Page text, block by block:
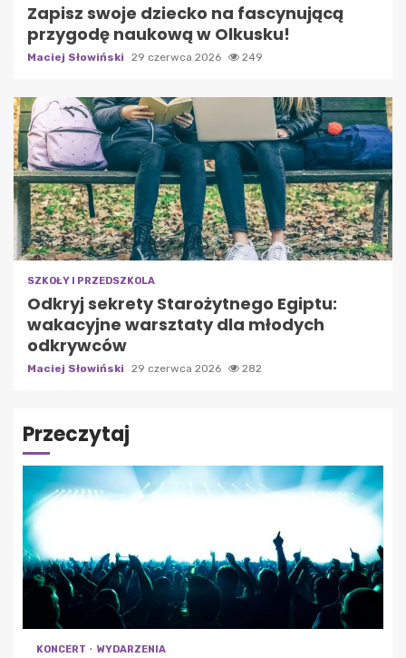
Zapisz swoje dziecko na fascynującą
przygodę naukową w Olkusku!
Maciej Słowiński 29 czerwca 2026 249
SZKOŁY I PRZEDSZKOLA
Odkryj sekrety Starożytnego Egiptu:
wakacyjne warsztaty dla młodych
odkrywców
Maciej Słowiński 29 czerwca 2026 282
Przeczytaj
KONCERT WYDARZENIA